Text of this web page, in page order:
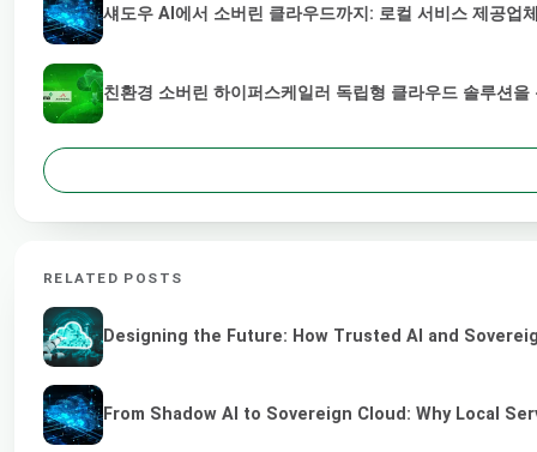
섀도우 AI에서 소버린 클라우드까지: 로컬 서비스 제공업
친환경 소버린 하이퍼스케일러 독립형 클라우드 솔루션
RELATED POSTS
Designing the Future: How Trusted AI and
From Shadow AI to Sovereign Cloud: Why Local